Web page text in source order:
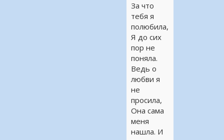
За что
тебя я
полюбила,
Я до сих
пор не
поняла.
Ведь о
любви я
не
просила,
Она сама
меня
нашла. И